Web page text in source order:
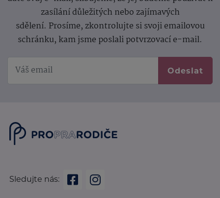
zasílání důležitých nebo zajímavých
sdělení. Prosíme, zkontrolujte si svoji emailovou
schránku, kam jsme poslali potvrzovací e-mail.
Odeslat
Sledujte nás: